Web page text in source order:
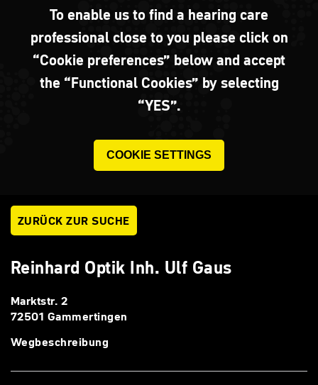
ZURÜCK ZUR SUCHE
Reinhard Optik Inh. Ulf Gaus
Marktstr. 2
72501 Gammertingen
Wegbeschreibung
To enable us to find a hearing care
professional close to you please click on
“Cookie preferences” below and accept
the “Functional Cookies” by selecting
“YES”.
COOKIE SETTINGS